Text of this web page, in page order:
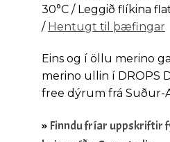
30°C / Leggið flíkina
/ Hentugt til þæfingar
Eins og í öllu merino
merino ullin í DROPS
free dýrum frá Suður-
» Finndu fríar uppskriftir